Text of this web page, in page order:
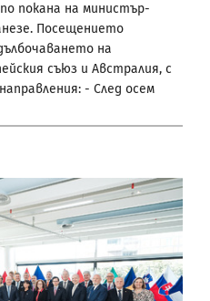
покана на министър-
Посещението
на
съюз и Австралия, с
- След осем